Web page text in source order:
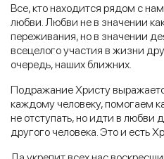
Все, кто находится рядом с
любви. Любви не в значении
переживания, но в значении
всецелого участия в жизни
очередь, наших ближних.
Подражание Христу
каждому человеку, помогаем
не отступать, но идти в любви
другого человека. Это и есть